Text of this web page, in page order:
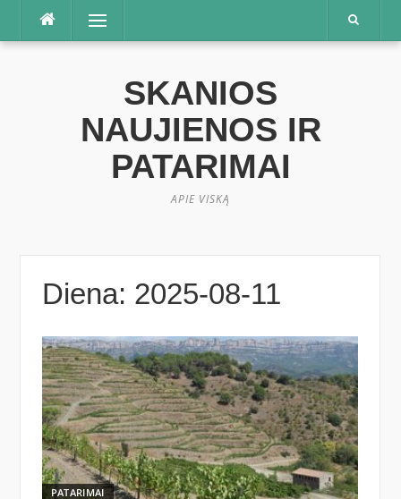
Praleisti
Meniu
SKANIOS
NAUJIENOS IR
PATARIMAI
APIE VISKĄ
Diena: 2025-08-11
PATARIMAI